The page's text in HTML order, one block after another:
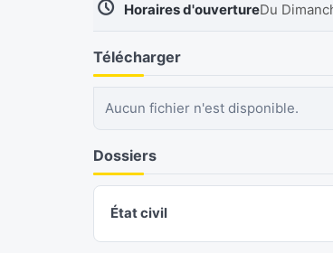
Horaires d'ouvertureDu
Télécharger
Aucun fichier n'est disponible.
Dossiers
État civil